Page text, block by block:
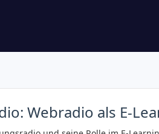
Webradio als E-